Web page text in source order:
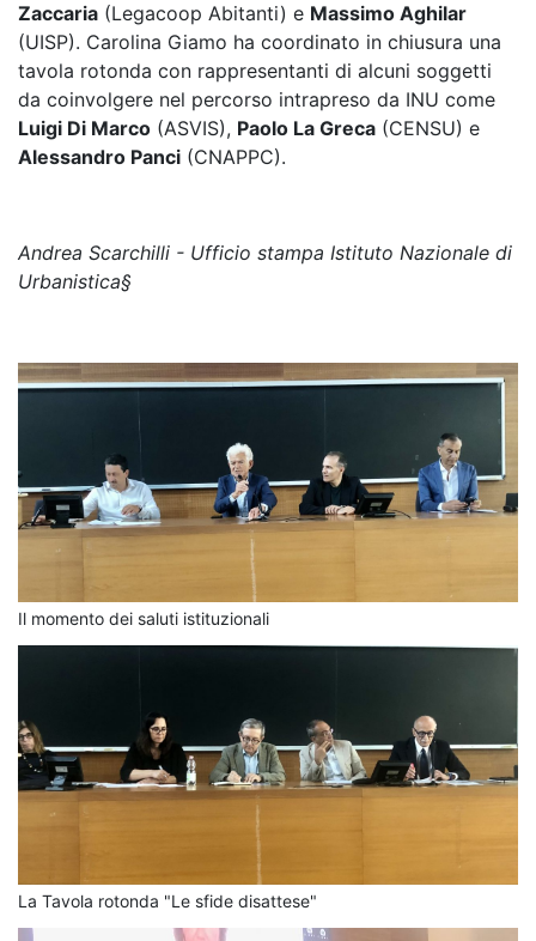
Zaccaria (Legacoop Abitanti) e Massimo Aghilar
(UISP). Carolina Giamo ha coordinato in chiusura una
tavola rotonda con rappresentanti di alcuni soggetti
da coinvolgere nel percorso intrapreso da INU come
Luigi Di Marco (ASVIS), Paolo La Greca (CENSU) e
Alessandro Panci (CNAPPC).
Andrea Scarchilli - Ufficio stampa Istituto Nazionale di
Urbanistica§
Il momento dei saluti istituzionali
La Tavola rotonda "Le sfide disattese"